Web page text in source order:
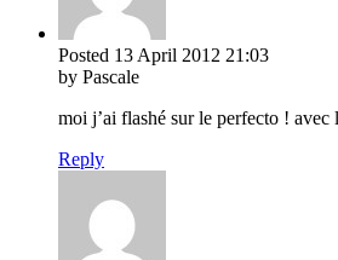
Posted 13 April 2012 21:03
by Pascale
moi j’ai flashé sur le perfecto ! avec
Reply